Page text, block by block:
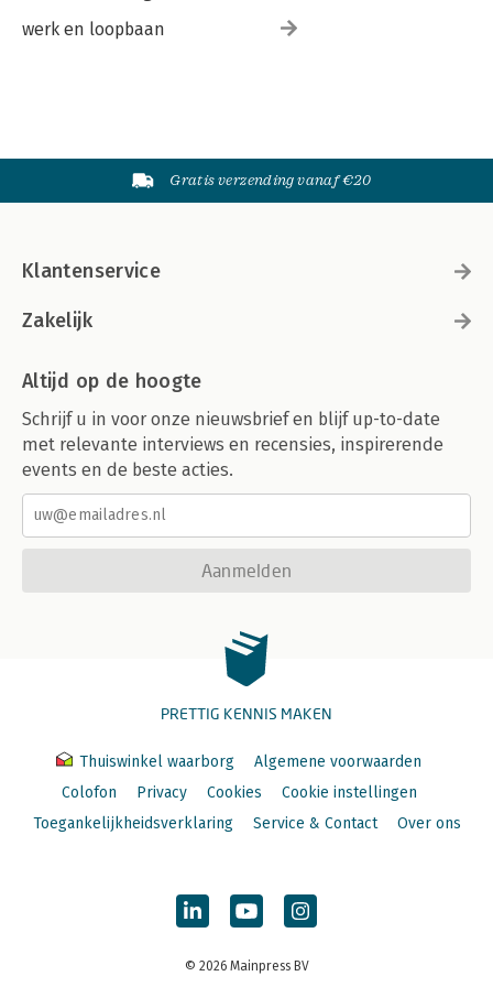
werk en loopbaan
Gratis verzending vanaf €20
Klantenservice
Zakelijk
Altijd op de hoogte
Schrijf u in voor onze nieuwsbrief en blijf up-to-date
met relevante interviews en recensies, inspirerende
events en de beste acties.
Aanmelden
PRETTIG KENNIS MAKEN
Thuiswinkel waarborg
Algemene voorwaarden
Colofon
Privacy Cookies
Cookie instellingen
Toegankelijkheidsverklaring
Service & Contact Over ons
© 2026 Mainpress BV